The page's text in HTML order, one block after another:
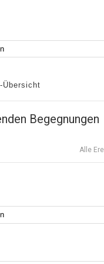
Übersicht
Begegnungen
Alle